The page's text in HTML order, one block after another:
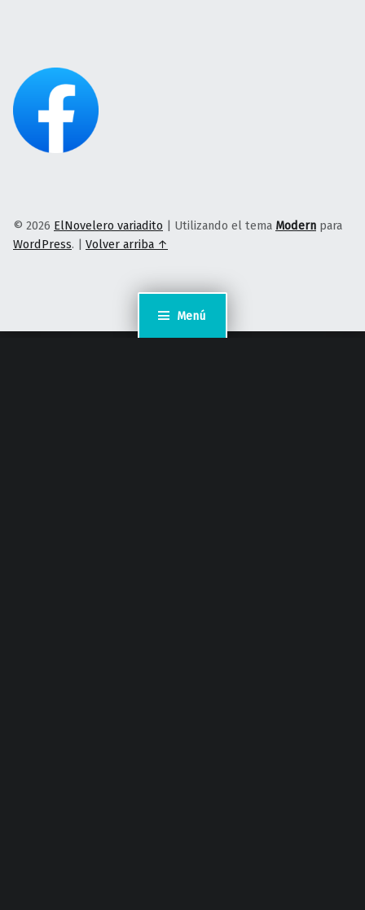
Menú
© 2026 ElNovelero variadito | Utilizando el tema Modern para
WordPress. | Volver arriba ↑